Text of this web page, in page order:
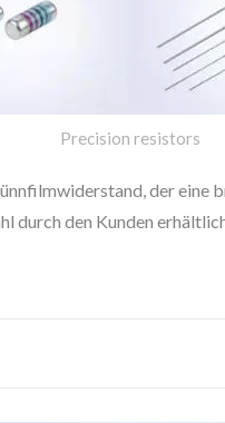
Precision resistors
der eine
durch den Kunden